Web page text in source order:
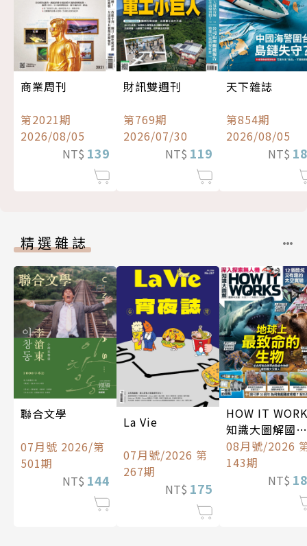
商業周刊
第2021期
2026/08/05
NT$ 139
財訊雙週刊
第769期
2026/07/30
NT$ 119
天下雜誌
第854期
2026/08/05
NT$
精選雜誌
聯合文學
07月號 2026/第
501期
NT$ 144
La Vie
07月號/2026 第
267期
NT$ 175
HOW IT
知識大圖解國際
中文版
08月號/2026
143期
NT$